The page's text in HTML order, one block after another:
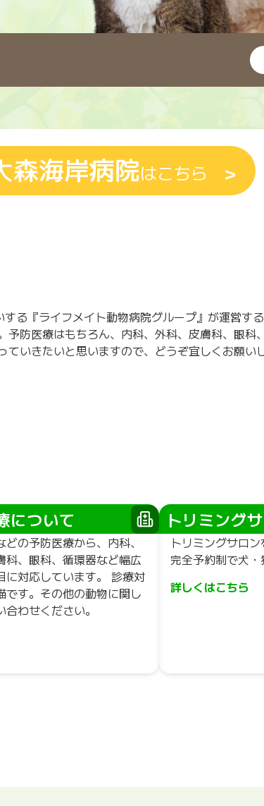
森海岸病院はこちら ＞
る『ライフメイト動物病院グループ』が運営す
防医療はもちろん、内科、外科、皮膚科、眼科
いきたいと思いますので、どうぞ宜しくお願い
トリミング
トリミングサロン
完全予約制で犬・
詳しくはこちら
について
どの予防医療から、内科、
科、眼科、循環器など幅広
に対応しています。 診療対
です。その他の動物に関し
合わせください。